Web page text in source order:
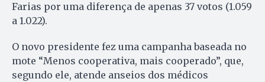
Farias por uma diferença de apenas 37 votos (1.059
a 1.022).
O novo presidente fez uma campanha baseada no
mote “Menos cooperativa, mais cooperado”, que,
segundo ele, atende anseios dos médicos